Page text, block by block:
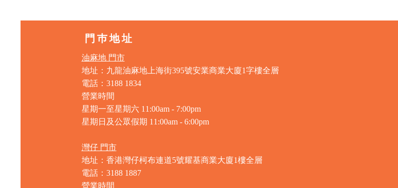
門巿地址
油麻地 門市
地址：九龍油麻地上海街395號安業商業大廈1字樓全層
電話：3188 1834
營業時間
星期一至星期六 11:00am - 7:00pm
星期日及公眾假期 11:00am - 6:00pm
灣仔 門市
地址：香港灣仔柯布連道5號耀基商業大廈1樓全層
電話：3188 1887